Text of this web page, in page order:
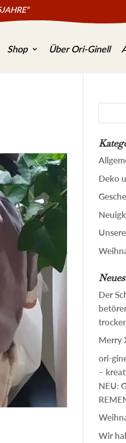
Shop Über Ori-Ginell
Deko
Der
Merry
ori-
–
NEU:
Wir